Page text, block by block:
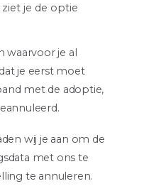
je de optie
waarvoor je al
je eerst moet
met de adoptie,
wij je aan om de
met ons te
te annuleren.